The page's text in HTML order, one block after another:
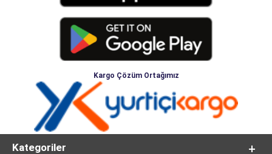
Kargo Çözüm Ortağımız
Kategoriler